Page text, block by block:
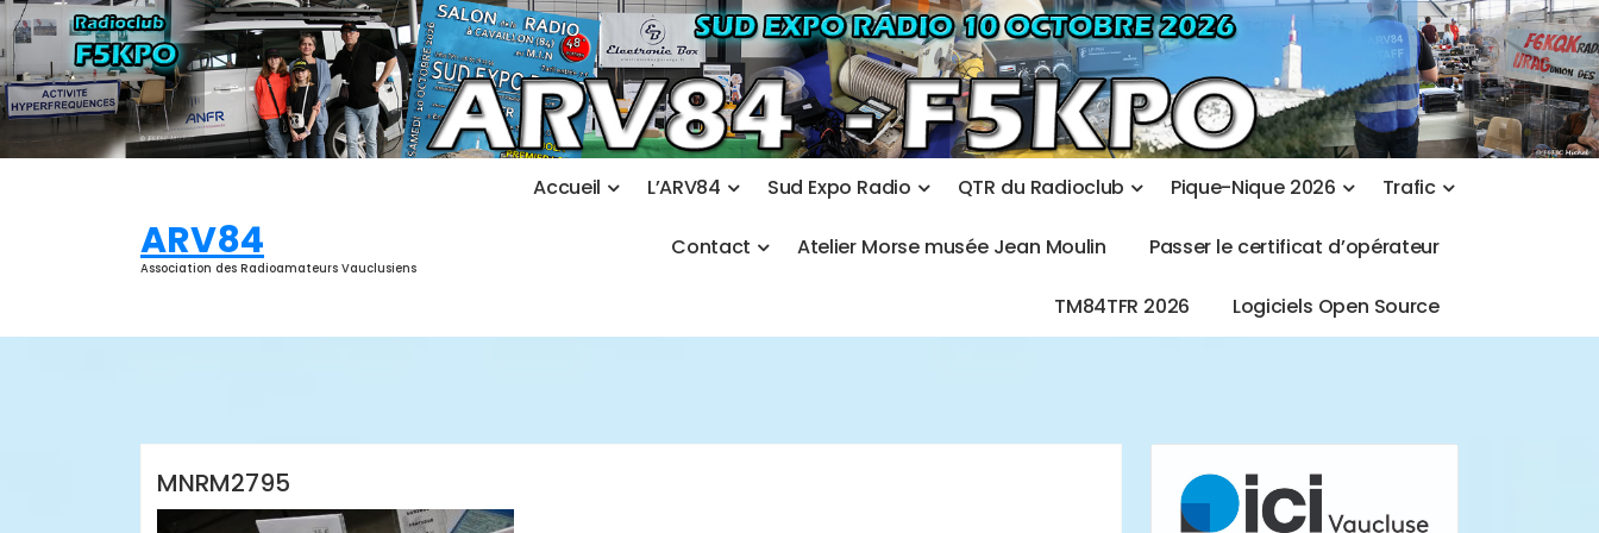
Aller
au
contenu
ARV84
Association des Radioamateurs Vauclusiens
Accueil L’ARV84 Sud Expo Radio QTR du Radioclub Pique-Nique 2026 Trafic
Contact Atelier Morse musée Jean Moulin Passer le certificat d’opérateur
TM84TFR 2026 Logiciels Open Source
MNRM2795